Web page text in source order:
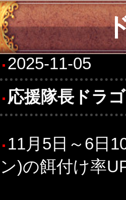
2025-11-05
応援隊長ドラ
11月5日～6日
ン)の餌付け率